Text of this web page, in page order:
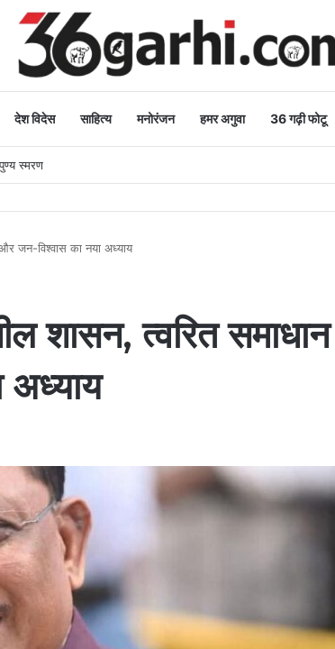
देश विदेस साहित्य मनोरंजन हमर अगुवा 36 गढ़ी फोटू
स्मरण
जन-विश्वास का नया अध्याय
शासन, त्वरित समाधान